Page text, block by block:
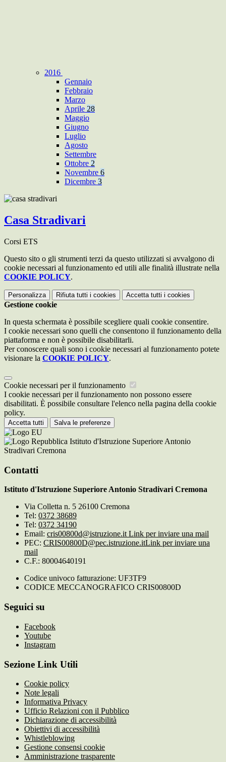
2016
Gennaio
Febbraio
Marzo
Aprile 28
Maggio
Giugno
Luglio
Agosto
Settembre
Ottobre 2
Novembre 6
Dicembre 3
Casa Stradivari
Corsi ETS
Questo sito o gli strumenti terzi da questo utilizzati si avvalgono di
cookie necessari al funzionamento ed utili alle finalità illustrate nella
COOKIE POLICY.
Personalizza Rifiuta tutti i cookies Accetta tutti i cookies
Gestione cookie
In questa schermata è possibile scegliere quali cookie consentire.
I cookie necessari sono quelli che consentono il funzionamento della
piattaforma e non è possibile disabilitarli.
Per conoscere quali sono i cookie necessari al funzionamento potete
visionare la COOKIE POLICY.
Cookie necessari per il funzionamento
I cookie necessari per il funzionamento non possono essere
disabilitati. È possibile consultare l'elenco nella pagina della cookie
policy.
Accetta tutti Salva le preferenze
Istituto d'Istruzione Superiore Antonio
Stradivari Cremona
Contatti
Istituto d'Istruzione Superiore Antonio Stradivari Cremona
Via Colletta n. 5 26100 Cremona
Tel: 0372 38689
Tel: 0372 34190
Email: cris00800d@istruzione.it Link per inviare una mail
PEC: CRIS00800D@pec.istruzione.itLink per inviare una
mail
C.F.: 80004640191
Codice univoco fatturazione: UF3TF9
CODICE MECCANOGRAFICO CRIS00800D
Seguici su
Facebook
Youtube
Instagram
Sezione Link Utili
Cookie policy
Note legali
Informativa Privacy
Ufficio Relazioni con il Pubblico
Dichiarazione di accessibilità
Obiettivi di accessibilità
Whistleblowing
Gestione consensi cookie
Amministrazione trasparente